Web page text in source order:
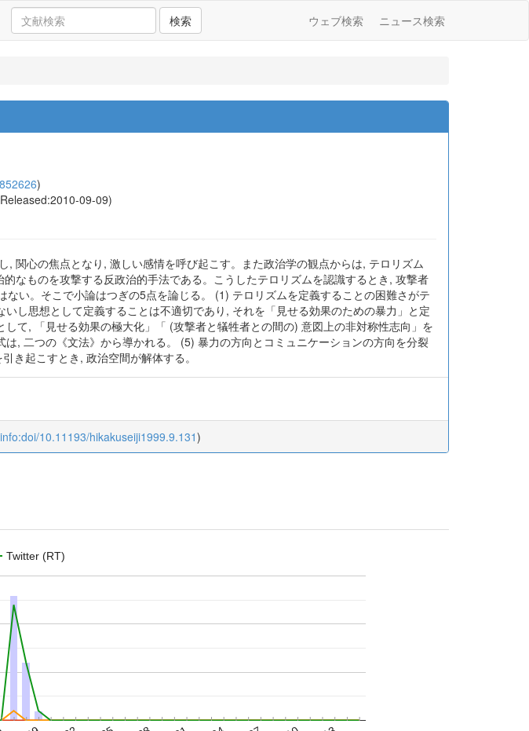
検索 ウェブ検索 ニュース検索
)
09-09)
関心の焦点となり, 激しい感情を呼び起こす。また政治学の観点からは, テロリズム
なものを攻撃する反政治的手法である。こうしたテロリズムを認識するとき, 攻撃者
い。そこで小論はつぎの5点を論じる。 (1) テロリズムを定義することの困難さがテ
し思想として定義することは不適切であり, それを「見せる効果のための暴力」と定
て, 「見せる効果の極大化」「 (攻撃者と犠牲者との間の) 意図上の非対称性志向」を
, 二つの《文法》から導かれる。 (5) 暴力の方向とコミュニケーションの方向を分裂
き起こすとき, 政治空間が解体する。
info:doi/10.11193/hikakuseiji1999.9.131)
Twitter (RT)